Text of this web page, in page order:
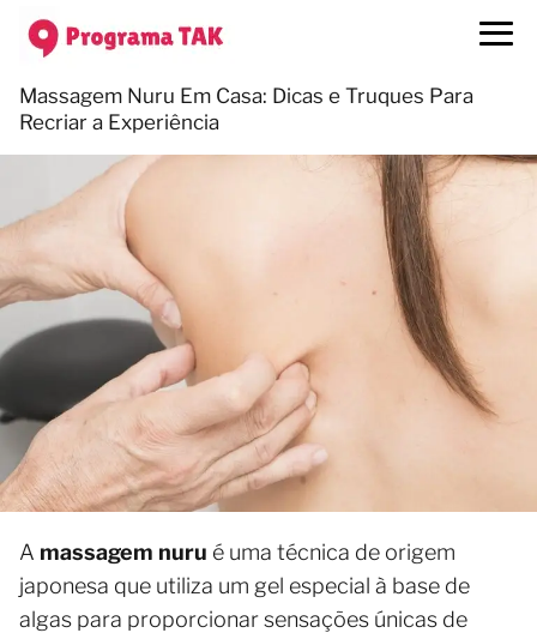
Massagem Nuru Em Casa: Dicas e Truques Para
Recriar a Experiência
A massagem nuru é uma técnica de origem
japonesa que utiliza um gel especial à base de
algas para proporcionar sensações únicas de